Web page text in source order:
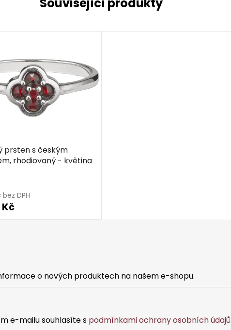
Související produkty
prsten s českým
rhodiovaný - květina
bez DPH
Kč
o nových produktech na našem e-shopu.
e-mailu souhlasíte s podmínkami ochrany osobních údajů